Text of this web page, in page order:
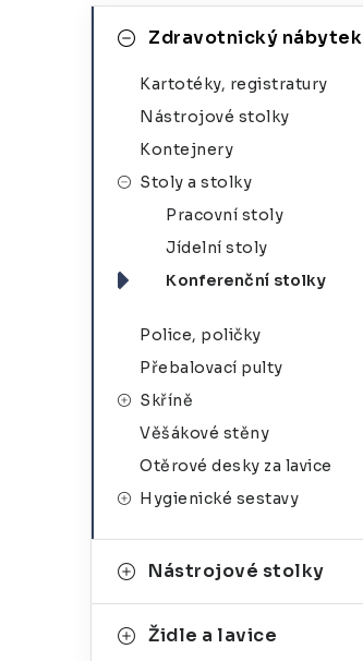
kategorieZdravotnický nábytek
Kartotéky, registratury
Nástrojové stolky
Kontejnery
Stoly a stolky
Pracovní stoly
Jídelní stoly
Konferenční stolky
Police, poličky
Přebalovací pulty
Skříně
Věšákové stěny
Otěrové desky za lavice
Hygienické sestavy
Nástrojové stolky
Židle a lavice